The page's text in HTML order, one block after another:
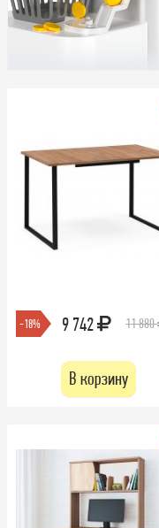
-18% 9 742 11 880
В корзину